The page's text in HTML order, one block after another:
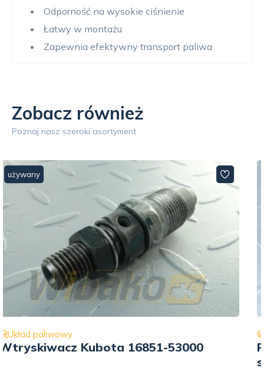
Odporność na wysokie ciśnienie
Łatwy w montażu
Zapewnia efektywny transport paliwa
Zobacz również
Poznaj nasz szeroki asortyment
używany
Układ paliwowy
Pompa wtryskowa kasetowa do